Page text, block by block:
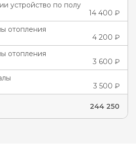
устройство по полу
14 400 ₽
отопления
4 200 ₽
отопления
3 600 ₽
3 500 ₽
244 250